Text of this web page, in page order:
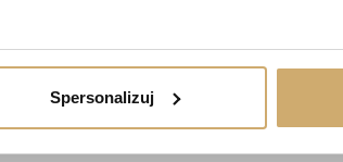
Spersonalizuj